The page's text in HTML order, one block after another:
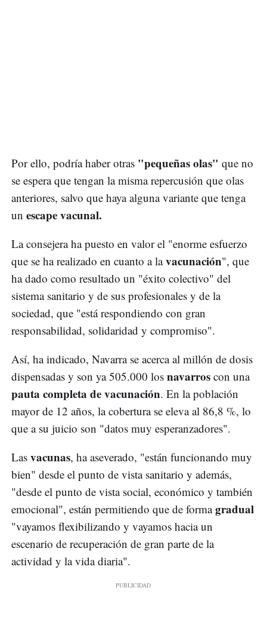
Por ello, podría haber otras "pequeñas olas" que no
se espera que tengan la misma repercusión que olas
anteriores, salvo que haya alguna variante que tenga
un escape vacunal.
La consejera ha puesto en valor el "enorme esfuerzo
que se ha realizado en cuanto a lavacunación", que
ha dado como resultado un "éxito colectivo" del
sistema sanitario y de sus profesionales y de la
sociedad, que "está respondiendo con gran
responsabilidad, solidaridad y compromiso".
Así, ha indicado, Navarra se acerca al millón de dosis
dispensadas y son ya 505.000 los navarros con una
pauta completa de vacunación. En la población
mayor de 12 años, la cobertura se eleva al 86,8 %, lo
que a su juicio son "datos muy esperanzadores".
Las vacunas, ha aseverado, "están funcionando muy
bien" desde el punto de vista sanitario y además,
"desde el punto de vista social, económico y también
emocional", están permitiendo que de formagradual
"vayamos flexibilizando y vayamos hacia un
escenario de recuperación de gran parte de la
actividad y la vida diaria".